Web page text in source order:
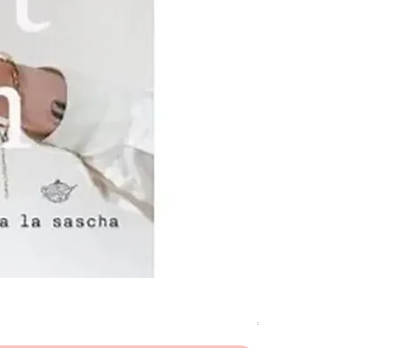
Prijs
€ 8,50